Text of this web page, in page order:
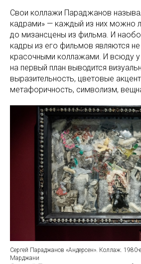
Свои коллажи Параджанов
кадрами» — каждый из них можно
до мизансцены из фильма. И
кадры из его фильмов являются
красочными коллажами. И всюду
на первый план выводится
выразительность, цветовые
метафоричность, символизм,
Сергей Параджанов «Андерсен». Коллаж.
Марджани